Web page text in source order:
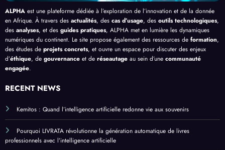
ALPHA est une plateforme dédiée à l’exploration de l’innovation et de la donnée
en Afrique. À travers des actualités, des cas d’usage, des outils technologiques,
des analyses, et des guides pratiques, ALPHA met en lumière les dynamiques
numériques du continent. Le site propose également des ressources de formation,
des études de projets concrets, et ouvre un espace pour discuter des enjeux
d’éthique, de gouvernance et de réseautage au sein d’une communauté
engagée.
RECENT NEWS
Kemitos : Quand l’intelligence artificielle redonne vie aux souvenirs
Pourquoi LIVRATA révolutionne la génération automatique de livres
professionnels avec l’intelligence artificielle